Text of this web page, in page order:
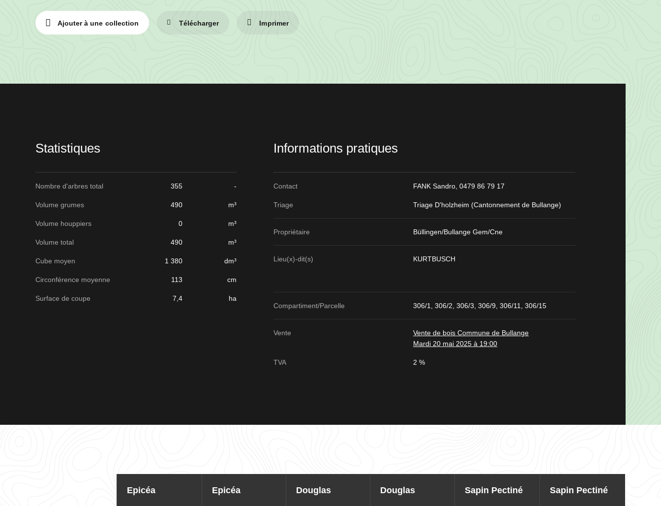
Ajouter à une collection Télécharger Imprimer
Statistiques
Nombre d'arbres total 355 -
Volume grumes 490 m³
Volume houppiers 0 m³
Volume total 490 m³
Cube moyen 1 380 dm³
Circonférence moyenne 113 cm
Surface de coupe 7,4 ha
Informations pratiques
Contact FANK Sandro,0479 86 79 17
Triage Triage D'holzheim (Cantonnement de Bullange)
Propriétaire Büllingen/Bullange Gem/Cne
Lieu(x)-dit(s) KURTBUSCH
Compartiment/Parcelle 306/1, 306/2, 306/3, 306/9, 306/11, 306/15
Vente
Vente de bois Commune de Bullange
Mardi 20 mai 2025 à 19:00
TVA 2 %
Epicéa Epicéa Douglas Douglas Sapin Pectiné Sapin Pectiné